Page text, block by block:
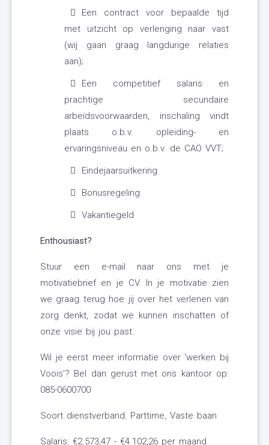
Een contract voor bepaalde tijd
met uitzicht op verlenging naar vast
(wij gaan graag langdurige relaties
aan);
Een competitief salaris en
prachtige secundaire
arbeidsvoorwaarden, inschaling vindt
plaats o.b.v. opleiding- en
ervaringsniveau en o.b.v. de CAO VVT;
Eindejaarsuitkering
Bonusregeling
Vakantiegeld
Enthousiast?
Stuur een e-mail naar ons met je
motivatiebrief en je CV. In je motivatie zien
we graag terug hoe jij over het verlenen van
zorg denkt, zodat we kunnen inschatten of
onze visie bij jou past.
Wil je eerst meer informatie over 'werken bij
Voois'? Bel dan gerust met ons kantoor op:
085-0600700
Soort dienstverband: Parttime, Vaste baan
Salaris: €2.573,47 - €4.102,26 per maand